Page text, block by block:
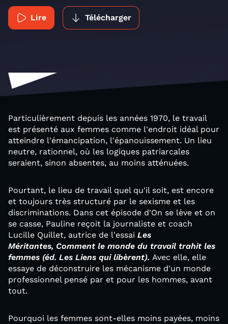
Lire Télécharger
Particulièrement depuis les années 1970, le travail
est présenté aux femmes comme l'endroit idéal pour
atteindre l'émancipation, l'épanouissement. Un lieu
neutre, rationnel, où les logiques patriarcales
seraient, sinon absentes, au moins atténuées.
Pourtant, le lieu de travail quel qu'il soit, est encore
et toujours très structuré par le sexisme et les
discriminations. Dans cet épisode d'On se lève et on
se casse, Pauline reçoit la journaliste et coach
Lucille Quillet, autrice de l'essai Les
Méritantes, Comment le monde du travail trahit les
femmes (éd. Les Liens qui libèrent). Avec elle, elle
essaye de déconstruire les mécanisme d'un monde
professionnel pensé par et pour les hommes, avant
tout.
Pourquoi les femmes sont-elles moins payées, moins